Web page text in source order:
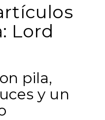
Lord
pila,
y un